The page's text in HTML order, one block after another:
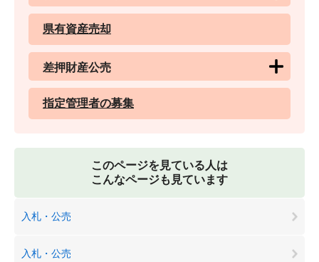
県有資産売却
差押財産公売
指定管理者の募集
このページを見ている人は
こんなページも見ています
入札・公売
入札・公売